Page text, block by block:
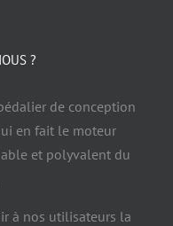
?
de conception
en fait le moteur
et polyvalent du
à nos utilisateurs la